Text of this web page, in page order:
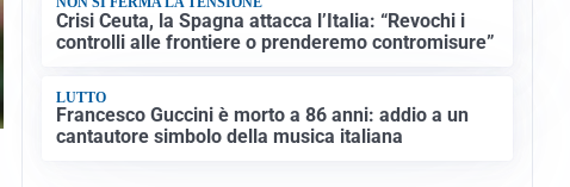
Crisi Ceuta, la Spagna attacca l’Italia: “Revochi i
controlli alle frontiere o prenderemo contromisure”
LUTTO
Francesco Guccini è morto a 86 anni: addio a un
cantautore simbolo della musica italiana